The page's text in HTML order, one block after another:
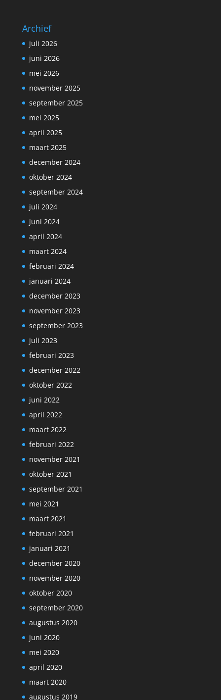
Archief
juli 2026
juni 2026
mei 2026
november 2025
september 2025
mei 2025
april 2025
maart 2025
december 2024
oktober 2024
september 2024
juli 2024
juni 2024
april 2024
maart 2024
februari 2024
januari 2024
december 2023
november 2023
september 2023
juli 2023
februari 2023
december 2022
oktober 2022
juni 2022
april 2022
maart 2022
februari 2022
november 2021
oktober 2021
september 2021
mei 2021
maart 2021
februari 2021
januari 2021
december 2020
november 2020
oktober 2020
september 2020
augustus 2020
juni 2020
mei 2020
april 2020
maart 2020
augustus 2019